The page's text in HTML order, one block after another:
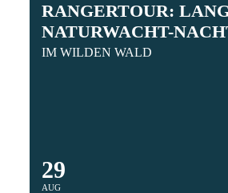
RANGERTOUR: LANGE
NATURWACHT-NACHT
IM WILDEN WALD
29
AUG